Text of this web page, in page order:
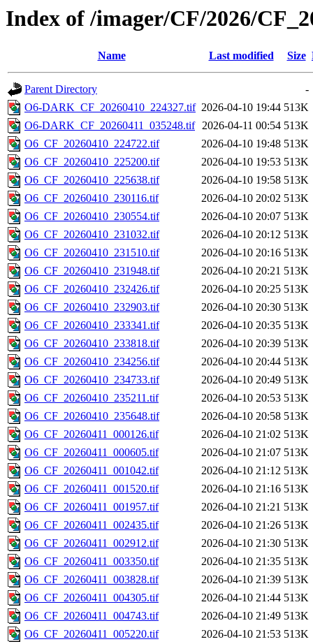
Index of /imager/CF/2026/
Name Last modified Size
Parent Directory
-
O6-DARK_CF_20260410_224327.tif 2026-04-10 19:44 513K
O6-DARK_CF_20260411_035248.tif 2026-04-11 00:54 513K
O6_CF_20260410_224722.tif
2026-04-10 19:48 513K
O6_CF_20260410_225200.tif
2026-04-10 19:53 513K
O6_CF_20260410_225638.tif
2026-04-10 19:58 513K
O6_CF_20260410_230116.tif
2026-04-10 20:02 513K
O6_CF_20260410_230554.tif
2026-04-10 20:07 513K
O6_CF_20260410_231032.tif
2026-04-10 20:12 513K
O6_CF_20260410_231510.tif
2026-04-10 20:16 513K
O6_CF_20260410_231948.tif
2026-04-10 20:21 513K
O6_CF_20260410_232426.tif
2026-04-10 20:25 513K
O6_CF_20260410_232903.tif
2026-04-10 20:30 513K
O6_CF_20260410_233341.tif
2026-04-10 20:35 513K
O6_CF_20260410_233818.tif
2026-04-10 20:39 513K
O6_CF_20260410_234256.tif
2026-04-10 20:44 513K
O6_CF_20260410_234733.tif
2026-04-10 20:49 513K
O6_CF_20260410_235211.tif
2026-04-10 20:53 513K
O6_CF_20260410_235648.tif
2026-04-10 20:58 513K
O6_CF_20260411_000126.tif
2026-04-10 21:02 513K
O6_CF_20260411_000605.tif
2026-04-10 21:07 513K
O6_CF_20260411_001042.tif
2026-04-10 21:12 513K
O6_CF_20260411_001520.tif
2026-04-10 21:16 513K
O6_CF_20260411_001957.tif
2026-04-10 21:21 513K
O6_CF_20260411_002435.tif
2026-04-10 21:26 513K
O6_CF_20260411_002912.tif
2026-04-10 21:30 513K
O6_CF_20260411_003350.tif
2026-04-10 21:35 513K
O6_CF_20260411_003828.tif
2026-04-10 21:39 513K
O6_CF_20260411_004305.tif
2026-04-10 21:44 513K
O6_CF_20260411_004743.tif
2026-04-10 21:49 513K
O6_CF_20260411_005220.tif
2026-04-10 21:53 513K